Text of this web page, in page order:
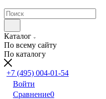
Каталог
По всему сайту
По каталогу
+7 (495) 004-01-54
Войти
Сравнение0